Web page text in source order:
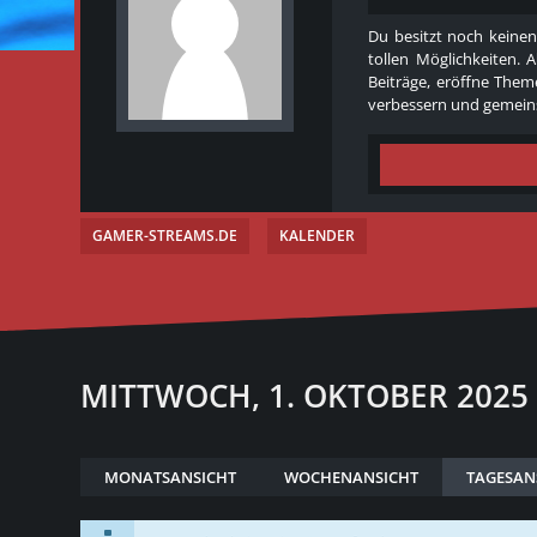
Du besitzt noch
tollen Möglichkeiten.
Beiträge, eröffne
verbessern und
GAMER-STREAMS.DE KALENDER
MITTWOCH, 1. OKTOBER 2025
MONATSANSICHT WOCHENANSICHT